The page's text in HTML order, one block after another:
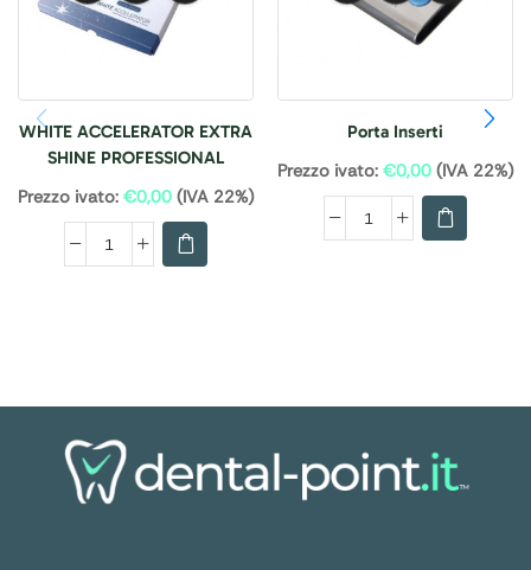
WHITE ACCELERATOR EXTRA
SHINE PROFESSIONAL
Prezzo ivato: €0,00 (IVA 22%)
Porta Inserti
Prezzo ivato: €0,00 (IVA 22%)